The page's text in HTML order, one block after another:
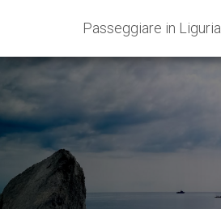
Passeggiare in Liguria